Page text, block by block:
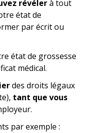
révélerà tout
état de
par écrit ou
état de grossesse
médical.
des droits légaux
tant que vous
par exemple :